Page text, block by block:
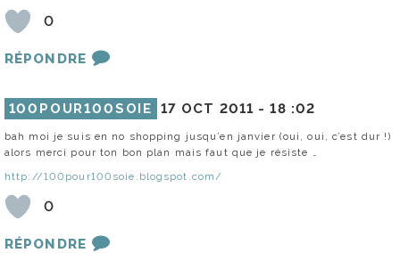
0
RÉPONDRE
100POUR100SOIE 17 OCT 2011 -18 :02
bah moi je suis en no shopping jusqu’en janvier (oui, oui, c’est dur !)
alors merci pour ton bon plan mais faut que je résiste …
http://100pour100soie.blogspot.com/
0
RÉPONDRE